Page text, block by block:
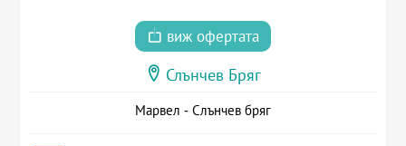
виж офертата
Слънчев Бряг
Марвел - Слънчев бряг